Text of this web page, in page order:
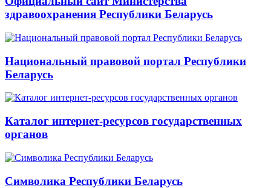
здравоохранения Республики Беларусь
Национальный правовой портал Республики
Беларусь
Каталог интернет-ресурсов государственных
органов
Символика Республики Беларусь